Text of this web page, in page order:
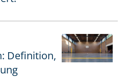
Definition,